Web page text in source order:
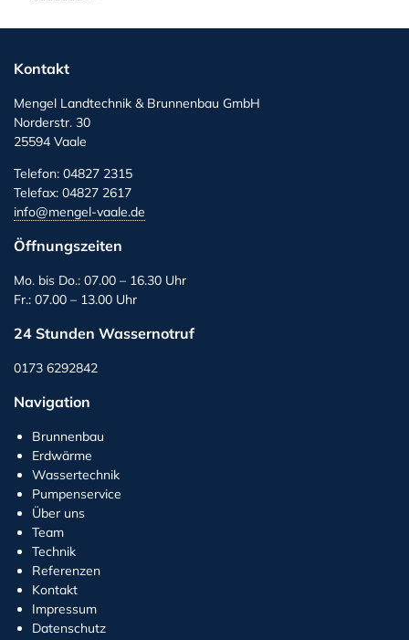
Kontakt
Mengel Landtechnik & Brunnenbau GmbH
Norderstr. 30
25594 Vaale
Telefon: 04827 2315
Telefax: 04827 2617
info@mengel-vaale.de
Öffnungszeiten
Mo. bis Do.: 07.00 – 16.30 Uhr
Fr.: 07.00 – 13.00 Uhr
24 Stunden Wassernotruf
0173 6292842
Navigation
Brunnenbau
Erdwärme
Wassertechnik
Pumpenservice
Über uns
Team
Technik
Referenzen
Kontakt
Impressum
Datenschutz